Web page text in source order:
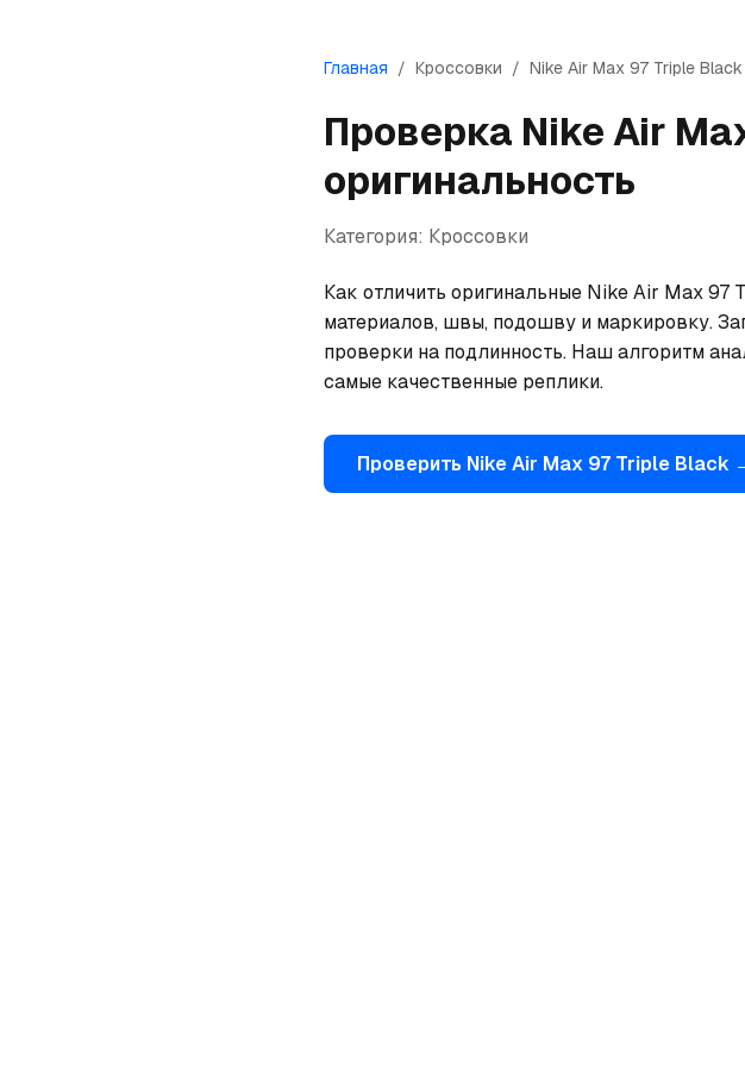
Главная / Кроссовки / Nike Air Max 97 Triple Black
Проверка NikeAir
оригинальность
Категория: Кроссовки
Как отличить оригинальные Nike Air Max
материалов, швы, подошву и маркировку.
проверки на подлинность. Наш алгоритм
самые качественные реплики.
Проверить NikeAir Max 97 Triple Black